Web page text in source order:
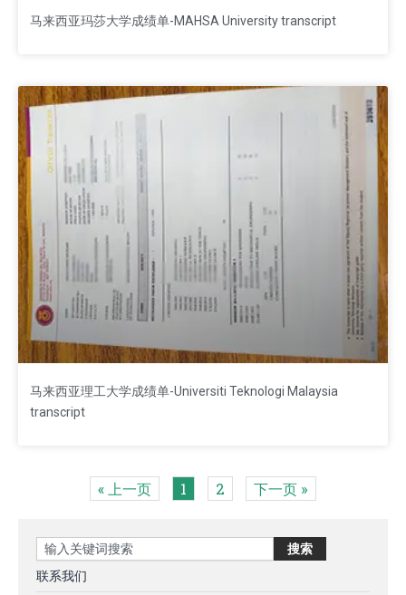
马来西亚玛莎大学成绩单-MAHSA University transcript
马来西亚理工大学成绩单-Universiti Teknologi Malaysia
transcript
« 上一页 1 2 下一页 »
Search 搜索
联系我们